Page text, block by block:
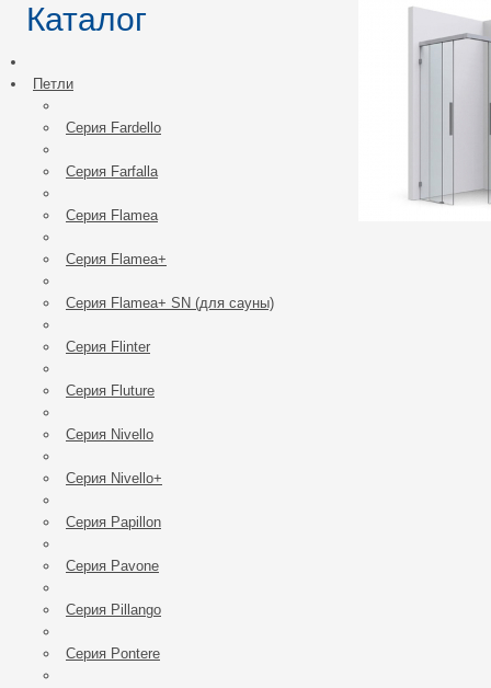
Каталог
Петли
Серия Fardello
Серия Farfalla
Серия Flamea
Серия Flamea+
Серия Flamea+ SN (для сауны)
Серия Flinter
Серия Fluture
Серия Nivello
Серия Nivello+
Серия Papillon
Серия Pavone
Серия Pillango
Серия Pontere